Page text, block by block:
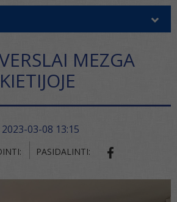
MEZGA
2023-03-08 13:15
PASIDALINTI: